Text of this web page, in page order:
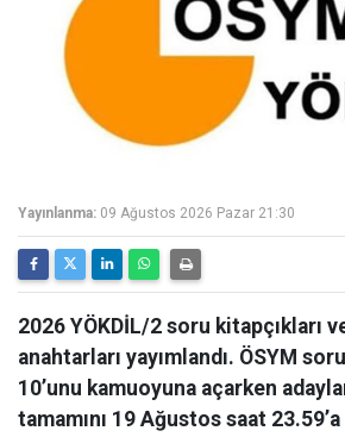
Yayınlanma: 09 Ağustos 2026 Pazar 21:30
2026 YÖKDİL/2 soru kitapçıkları
anahtarları yayımlandı. ÖSYM
10’unu kamuoyuna açarken
tamamını 19 Ağustos saat